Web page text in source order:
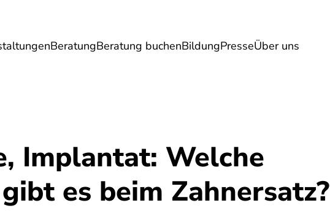
BeratungBeratung buchenBildungPresseÜber uns
Gesundheit Energie Reise Verträge
Implantat: Welche
es beim Zahnersatz?